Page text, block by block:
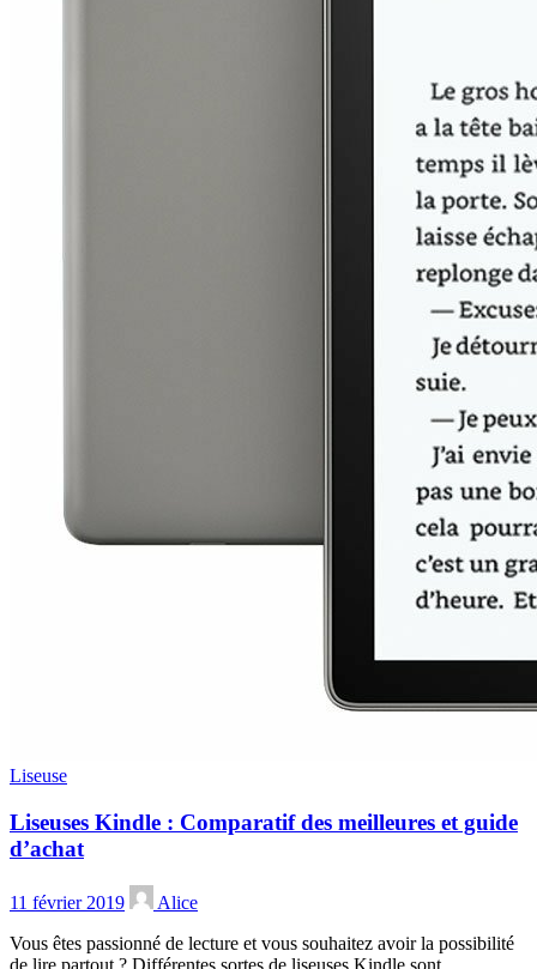
Liseuse
Liseuses Kindle : Comparatif des meilleures et guide
d’achat
11 février 2019
Alice
Vous êtes passionné de lecture et vous souhaitez avoir la possibilité
de lire partout ? Différentes sortes de liseuses Kindle sont